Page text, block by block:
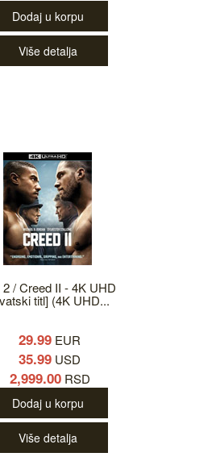
Dodaj u korpu
Više detalja
2 / Creed II - 4K UHD
titl] (4K UHD...
29.99 EUR
35.99 USD
2,999.00RSD
Dodaj u korpu
Više detalja